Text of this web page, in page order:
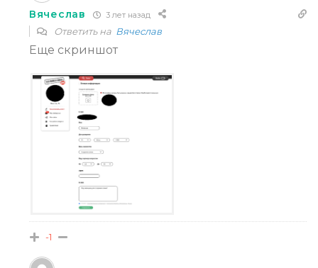
Вячеслав 3 лет назад
Ответить на Вячеслав
Еще скриншот
-1